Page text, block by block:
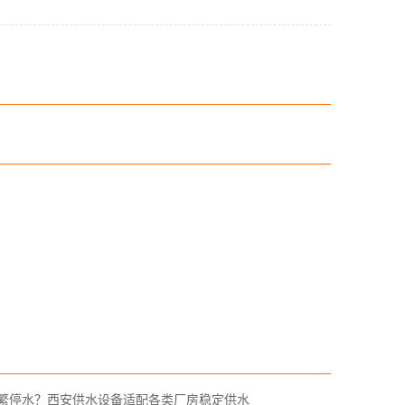
停水？西安供水设备适配各类厂房稳定供水